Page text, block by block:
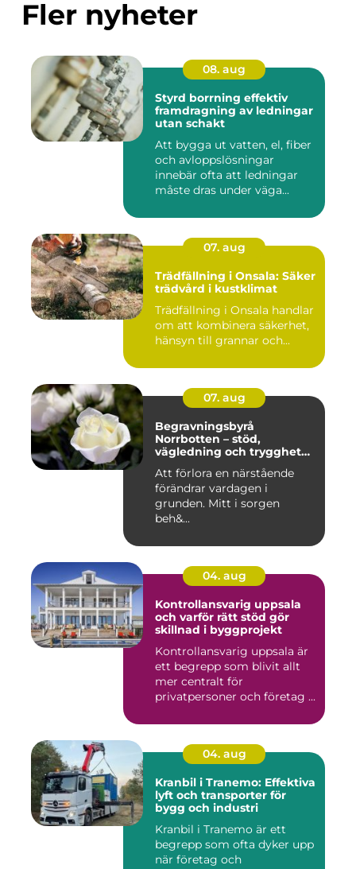
Fler nyheter
08. aug
Styrd borrning effektiv
framdragning av ledningar
utan schakt
Att bygga ut vatten, el, fiber
och avloppslösningar
innebär ofta att ledningar
måste dras under väga...
07. aug
Trädfällning i Onsala: Säker
trädvård i kustklimat
Trädfällning i Onsala handlar
om att kombinera säkerhet,
hänsyn till grannar och...
07. aug
Begravningsbyrå
Norrbotten – stöd,
vägledning och trygghet
Att förlora en närstående
förändrar vardagen i
grunden. Mitt i sorgen
beh&...
04. aug
Kontrollansvarig uppsala
och varför rätt stöd gör
skillnad i byggprojekt
Kontrollansvarig uppsala är
ett begrepp som blivit allt
mer centralt för
privatpersoner och företag ...
04. aug
Kranbil i Tranemo: Effektiva
lyft och transporter för
bygg och industri
Kranbil i Tranemo är ett
begrepp som ofta dyker upp
när företag och